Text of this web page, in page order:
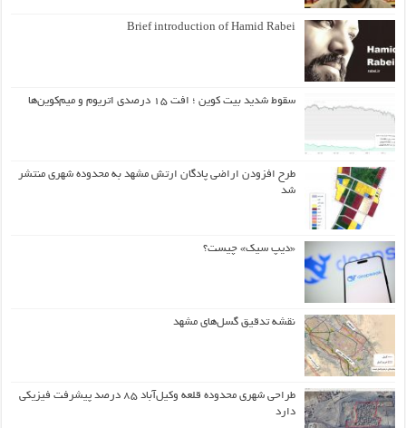
Brief introduction of Hamid Rabei
سقوط شدید بیت کوین ؛ افت ۱۵ درصدی اتریوم و میم‌کوین‌ها
طرح افزودن اراضی پادگان ارتش مشهد به محدوده شهری منتشر
شد
«دیپ سیک» چیست؟
نقشه تدقیق گسل‌های مشهد
طراحی شهری محدوده قلعه وکیل‌آباد ۸۵ درصد پیشرفت فیزیکی
دارد